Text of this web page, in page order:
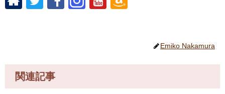
Emiko Nakamura
関連記事